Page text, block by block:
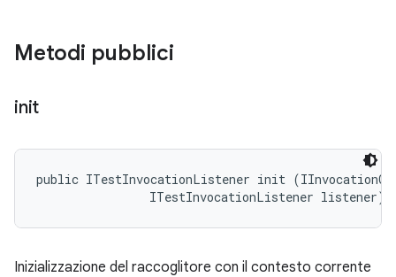
Metodi pubblici
init
public ITestInvocationListener init
                ITestInvocationListener listener)
Inizializzazione del raccoglitore con il contesto corrente